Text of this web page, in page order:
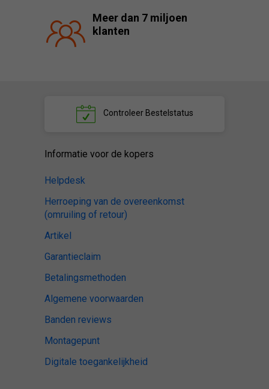
Meer dan 7 miljoen
klanten
ControleerBestelstatus
Informatie voor de kopers
Helpdesk
Herroeping van de overeenkomst
(omruiling of retour)
Artikel
Garantieclaim
Betalingsmethoden
Algemene voorwaarden
Banden reviews
Montagepunt
Digitale toegankelijkheid